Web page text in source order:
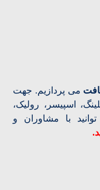
می پردازیم. جهت
اسپیسر، رولیک،
با مشاوران و